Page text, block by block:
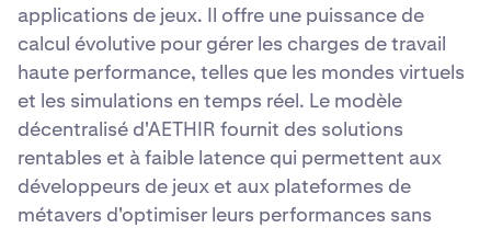
applications de jeux. Il offre une puissance de
calcul évolutive pour gérer les charges de travail
haute performance, telles que les mondes virtuels
et les simulations en temps réel. Le modèle
décentralisé d'AETHIR fournit des solutions
rentables et à faible latence qui permettent aux
développeurs de jeux et aux plateformes de
métavers d'optimiser leurs performances sans